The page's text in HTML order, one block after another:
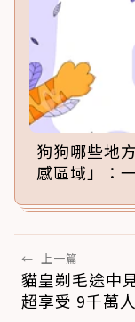
狗狗哪些地
感區域」：
← 上一篇
貓皇剃毛途中
超享受 9千萬